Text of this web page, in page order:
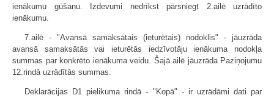
ienākumu gūšanu. Izdevumi nedrīkst pārsniegt 2.ailē uzrādīto
ienākumu.
7.ailē - "Avansā samaksātais (ieturētais) nodoklis" - jāuzrāda
avansā samaksātās vai ieturētās iedzīvotāju ienākuma nodokļa
summas par konkrēto ienākuma veidu. Šajā ailē jāuzrāda Paziņojumu
12.rindā uzrādītās summas.
Deklarācijas D1 pielikuma rindā - "Kopā" - ir uzrādāmi dati par